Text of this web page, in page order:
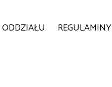
REGULAMINY